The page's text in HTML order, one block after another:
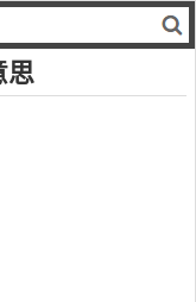
思